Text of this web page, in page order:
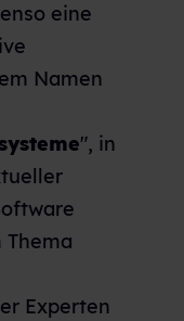
eine
Namen
", in
Experten